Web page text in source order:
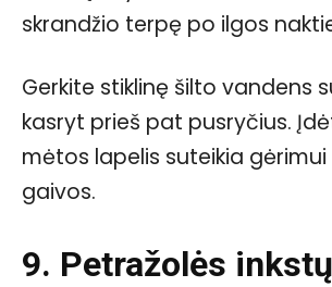
skrandžio terpę po ilgos
Gerkite stiklinę šilto vandens
kasryt prieš pat pusryčius.
mėtos lapelis suteikia
gaivos.
9. Petražolės